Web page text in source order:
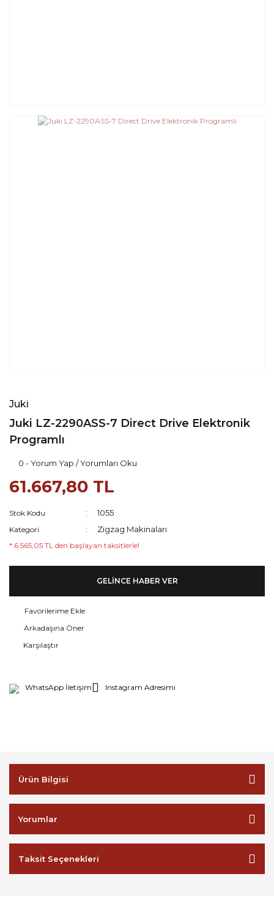
Juki
Juki LZ-2290ASS-7 Direct Drive Elektronik
Programlı
0 - Yorum Yap / Yorumları Oku
61.667,80 TL
Stok Kodu 1055
Kategori Zigzag Makinaları
* 6.565,05 TL den başlayan taksitlerle!
GELİNCE HABER VER
Arkadaşına Öner
Karşılaştır
WhatsApp İletişim Instagram Adresimi
Ürün Bilgisi
Yorumlar
Taksit Seçenekleri